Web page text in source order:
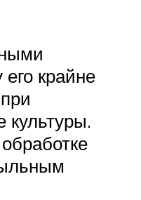
крайне
культуры.